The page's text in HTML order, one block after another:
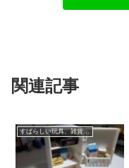
関連記事
すばらしい玩具、雑貨レビュー